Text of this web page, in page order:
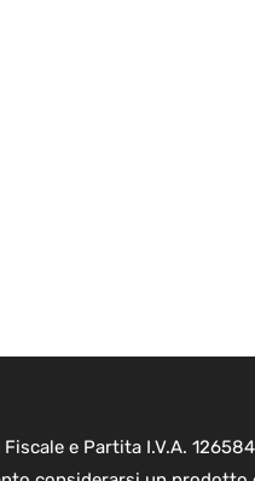
e Partita I.V.A.